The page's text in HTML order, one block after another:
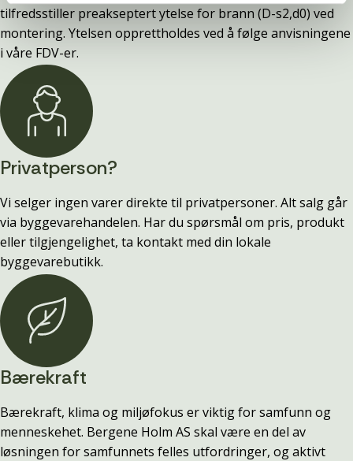
tilfredsstiller preakseptert ytelse for brann (D-s2,d0) ved
montering. Ytelsen opprettholdes ved å følge anvisningene
i våre FDV-er.
Privatperson?
Vi selger ingen varer direkte til privatpersoner. Alt salg går
via byggevarehandelen. Har du spørsmål om pris, produkt
eller tilgjengelighet, ta kontakt med din lokale
byggevarebutikk.
Bærekraft
Bærekraft, klima og miljøfokus er viktig for samfunn og
menneskehet. Bergene Holm AS skal være en del av
løsningen for samfunnets felles utfordringer, og aktivt